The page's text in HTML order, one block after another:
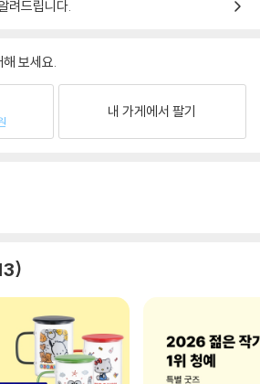
려드립니다.
보세요.
내 가게에서 팔기